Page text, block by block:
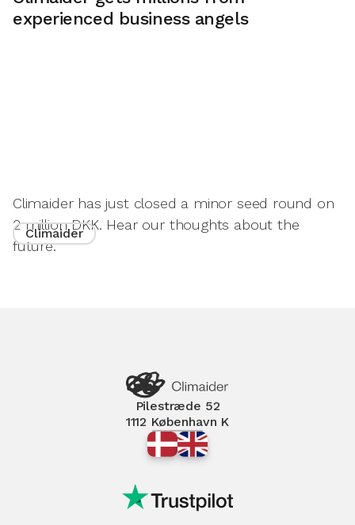
experienced business angels
Climaider has just closed a minor seed round on
2 million DKK. Hear our thoughts about the
future.
Climaider
Pilestræde 52
1112 København K